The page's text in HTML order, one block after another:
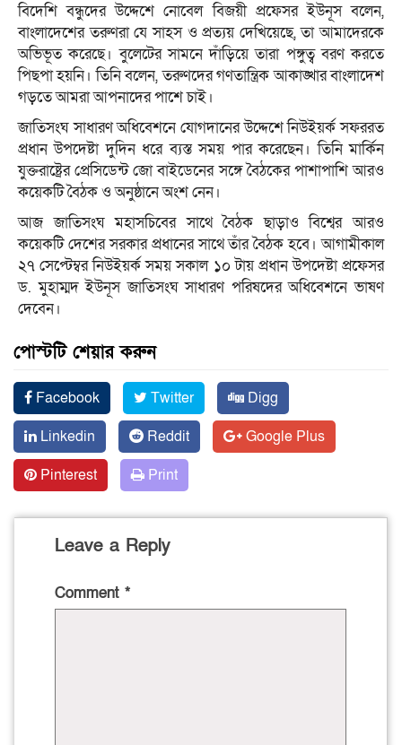
বিদেশি বন্ধুদের উদ্দেশে নোবেল বিজয়ী প্রফেসর ইউনূস বলেন,
বাংলাদেশের তরুণরা যে সাহস ও প্রত্যয় দেখিয়েছে, তা আমাদেরকে
অভিভূত করেছে। বুলেটের সামনে দাঁড়িয়ে তারা পঙ্গুত্ব বরণ করতে
পিছপা হয়নি। তিনি বলেন, তরুণদের গণতান্ত্রিক আকাঙ্খার বাংলাদেশ
গড়তে আমরা আপনাদের পাশে চাই।
জাতিসংঘ সাধারণ অধিবেশনে যোগদানের উদ্দেশে নিউইয়র্ক সফররত
প্রধান উপদেষ্টা দুদিন ধরে ব্যস্ত সময় পার করেছেন। তিনি মার্কিন
যুক্তরাষ্ট্রের প্রেসিডেন্ট জো বাইডেনের সঙ্গে বৈঠকের পাশাপাশি আরও
কয়েকটি বৈঠক ও অনুষ্ঠানে অংশ নেন।
আজ জাতিসংঘ মহাসচিবের সাথে বৈঠক ছাড়াও বিশ্বের আরও
কয়েকটি দেশের সরকার প্রধানের সাথে তাঁর বৈঠক হবে। আগামীকাল
২৭ সেপ্টেম্বর নিউইয়র্ক সময় সকাল ১০ টায় প্রধান উপদেষ্টা প্রফেসর
ড. মুহাম্মদ ইউনূস জাতিসংঘ সাধারণ পরিষদের অধিবেশনে ভাষণ
দেবেন।
পোস্টটি শেয়ার করুন
Facebook Twitter
Digg
Linkedin
Reddit
Google Plus
Pinterest
Print
Leave a Reply
Comment *